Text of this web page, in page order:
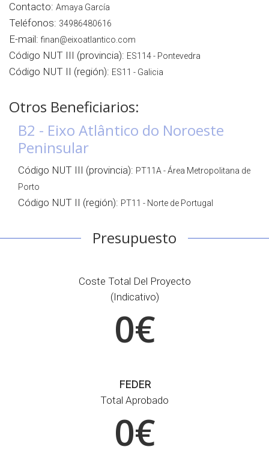
Contacto: Amaya García
Teléfonos: 34986480616
E-mail: finan@eixoatlantico.com
Código NUT III (provincia): ES114 - Pontevedra
Código NUT II (región): ES11 - Galicia
Otros Beneficiarios:
B2 - Eixo Atlântico do Noroeste
Peninsular
Código NUT III (provincia): PT11A - Área Metropolitana de
Porto
Código NUT II (región): PT11 - Norte de Portugal
Presupuesto
Coste Total Del Proyecto
(indicativo)
0€
FEDER
Total Aprobado
0€